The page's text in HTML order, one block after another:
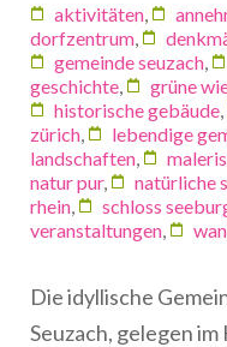
aktivitäten
dorfzentrum
gemeinde seuzach
geschichte
grüne
historische gebäude
zürich
lebendige
landschaften
natur pur, natürliche
rhein
schloss
veranstaltungen
Die idyllische
Seuzach, gelegen